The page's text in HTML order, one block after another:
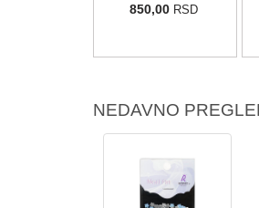
850,00 RSD
NEDAVNO